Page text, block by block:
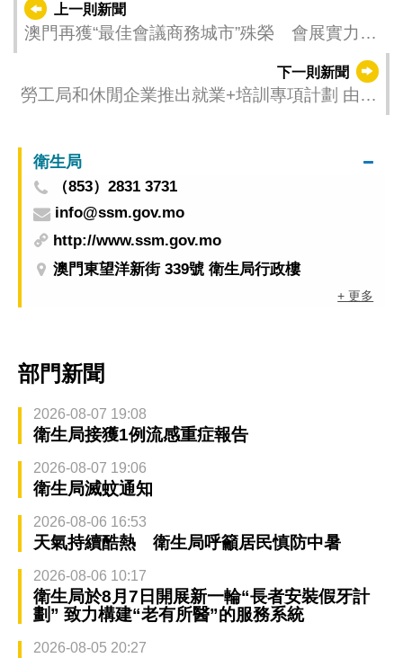
上一則新聞
澳門再獲“最佳會議商務城市”殊榮 會展實力持
下一則新聞
勞工局和休閒企業推出就業+培訓專項計劃 由即
衛生局
（853）2831 3731
info@ssm.gov.mo
http://www.ssm.gov.mo
澳門東望洋新街 339號 衛生局行政樓
+ 更多
部門新聞
2026-08-07 19:08
衛生局接獲1例流感重症報告
2026-08-07 19:06
衛生局滅蚊通知
2026-08-06 16:53
天氣持續酷熱 衛生局呼籲居民慎防中暑
2026-08-06 10:17
衛生局於8月7日開展新一輪“長者安裝假牙計
劃” 致力構建“老有所醫”的服務系統
2026-08-05 20:27